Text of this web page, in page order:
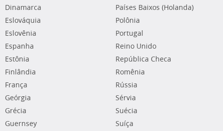
Dinamarca
Eslováquia
Eslovênia
Espanha
Estônia
Finlândia
França
Geórgia
Grécia
Guernsey
Países Baixos (Holanda)
Polônia
Portugal
Reino Unido
República Checa
Romênia
Rússia
Sérvia
Suécia
Suíça